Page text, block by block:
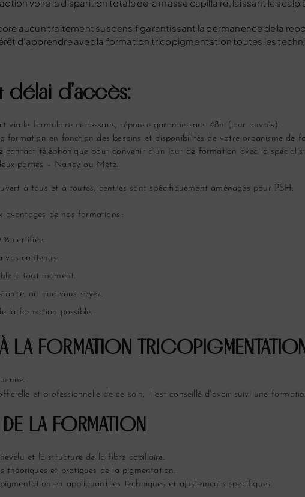
voire la disparition totale de la masse capillaire, laissant le scalp à
aucun traitement suspensif garantissant la permanence de la
d’apprendre avec la formation tricopigmentation toutes les
délai d’accès:
via le formulaire ci-dessous, réponse garantie sous 48h (jour ouvrés).
formation en fonction des besoins et disponibilités de votre organisme de
contact téléphonique pour convenir d’un jour de formation avec la
parties – Nancy ou Metz.
à tous et à toutes, centres sont spécifiquement aménagés pour PSH .
avantages de nos formations :
certifiée.
vos contenus.
à tout moment.
où que vous soyez.
la formation possible.
LA FORMATION
et professionnelle de ce soin, il est conseillé d’avoir suivi une
LA FORMATION
et la structure de la fibre capillaire.
théoriques et pratiques de la pigmentation.
en appliquant les techniques et ajustements spécifiques.